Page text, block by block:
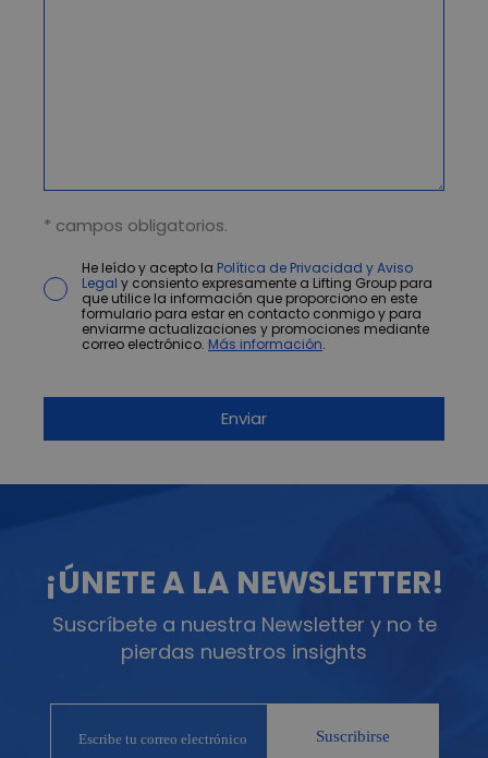
* campos obligatorios.
He leído y acepto la Política de Privacidad y Aviso
Legal y consiento expresamente a Lifting Group para
que utilice la información que proporciono en este
formulario para estar en contacto conmigo y para
enviarme actualizaciones y promociones mediante
correo electrónico. Más información.
¡ÚNETE A LA NEWSLETTER!
Suscríbete a nuestra Newsletter y no te
pierdas nuestros insights